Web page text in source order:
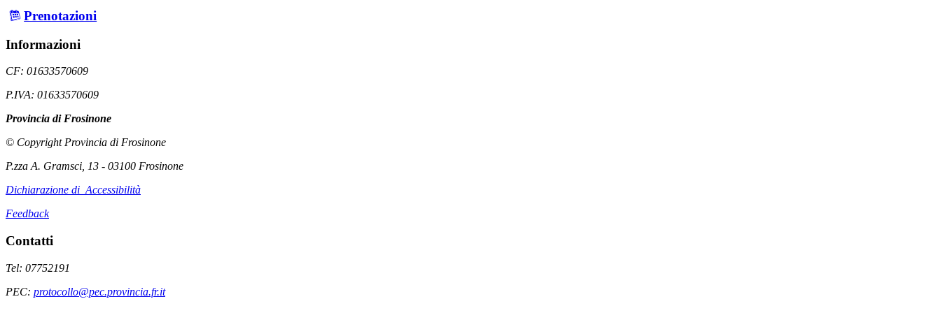
Prenotazioni
Informazioni
CF: 01633570609
P.IVA: 01633570609
Provincia di Frosinone
© Copyright Provincia di Frosinone
P.zza A. Gramsci, 13 - 03100 Frosinone
Dichiarazione di Accessibilità
Feedback
Contatti
Tel: 07752191
PEC: protocollo@pec.provincia.fr.it